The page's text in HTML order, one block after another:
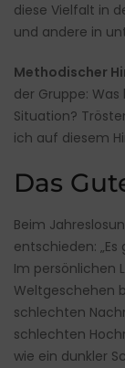
diese Vielfalt in
und andere in
Methodischer
der Gruppe:
Situation?
ich auf diesem
Das
Beim
entschieden:
Im persönlichen
Weltgeschehen
schlechten
schlechten
wie ein dunkler